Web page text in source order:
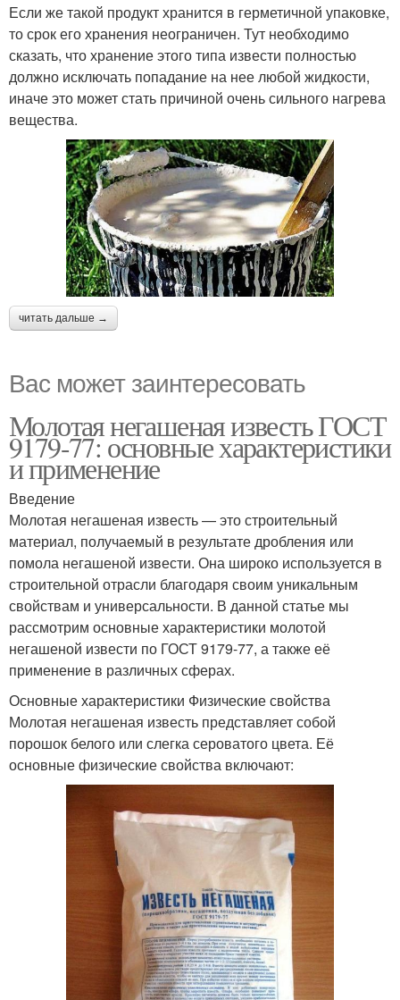
Если же такой продукт хранится в герметичной упаковке,
то срок его хранения неограничен. Тут необходимо
сказать, что хранение этого типа извести полностью
должно исключать попадание на нее любой жидкости,
иначе это может стать причиной очень сильного нагрева
вещества.
читать дальше →
Вас может заинтересовать
Молотая негашеная известь ГОСТ
9179-77: основные характеристики
и применение
Введение
Молотая негашеная известь — это строительный
материал, получаемый в результате дробления или
помола негашеной извести. Она широко используется в
строительной отрасли благодаря своим уникальным
свойствам и универсальности. В данной статье мы
рассмотрим основные характеристики молотой
негашеной извести по ГОСТ 9179-77, а также её
применение в различных сферах.
Основные характеристики Физические свойства
Молотая негашеная известь представляет собой
порошок белого или слегка сероватого цвета. Её
основные физические свойства включают: